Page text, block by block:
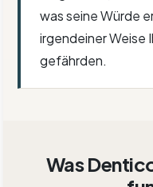
was seine Würde
irgendeiner Weise
gefährden.
Was